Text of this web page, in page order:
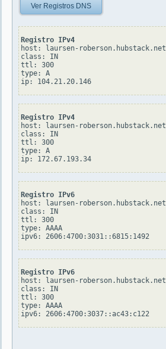
Ver Registros DNS
Registro IPv4
host: laursen-roberson.hubstack.net
class: IN
ttl: 300
type: A
Registro IPv4
host: laursen-roberson.hubstack.net
class: IN
ttl: 300
type: A
Registro IPv6
host: laursen-roberson.hubstack.net
class: IN
ttl: 300
type: AAAA
Registro IPv6
host: laursen-roberson.hubstack.net
class: IN
ttl: 300
type: AAAA